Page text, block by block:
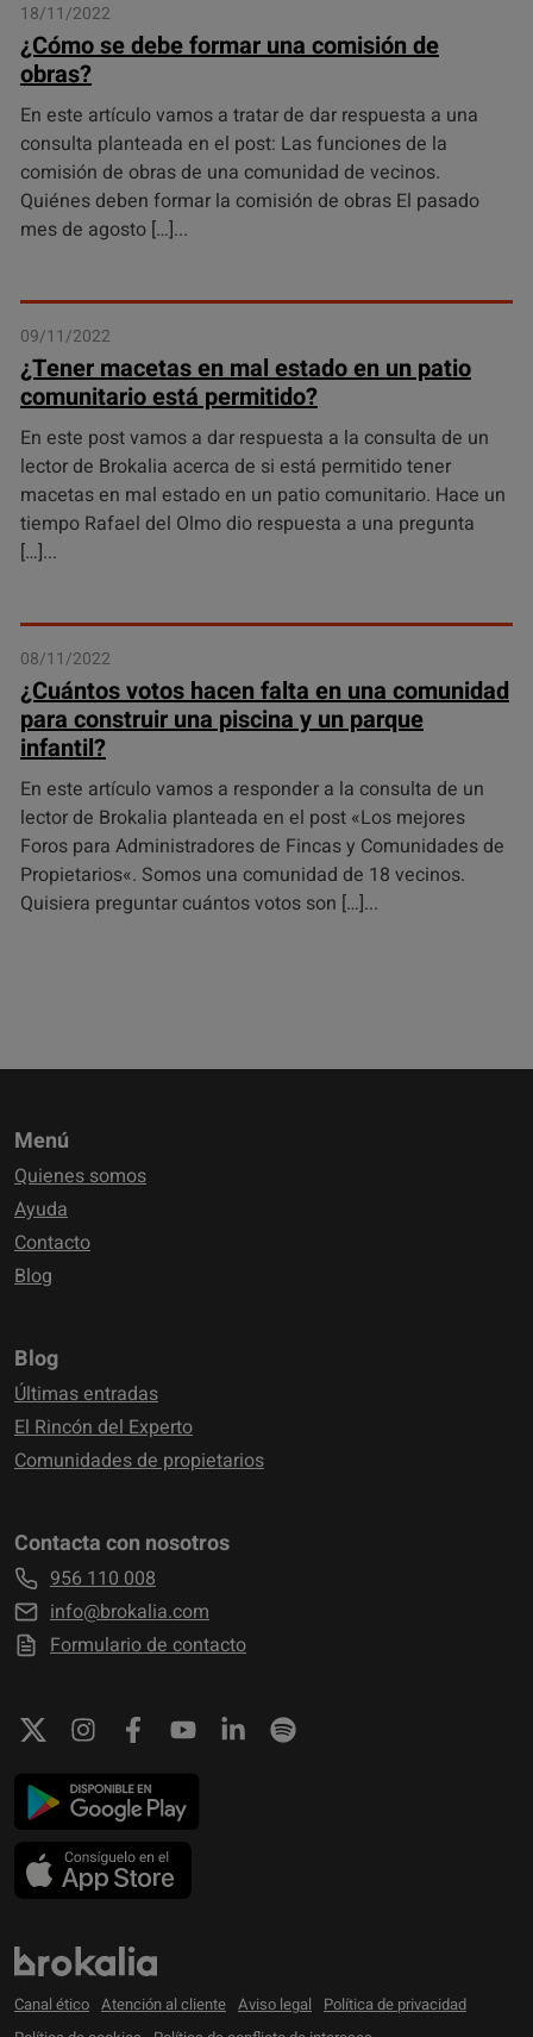
18/11/2022
¿Cómo se debe formar una comisión de
obras?
En este artículo vamos a tratar de dar respuesta a una
consulta planteada en el post: Las funciones de la
comisión de obras de una comunidad de vecinos.
Quiénes deben formar la comisión de obras El pasado
mes de agosto […]
09/11/2022
¿Tener macetas en mal estado en un patio
comunitario está permitido?
En este post vamos a dar respuesta a la consulta de un
lector de Brokalia acerca de si está permitido tener
macetas en mal estado en un patio comunitario. Hace un
tiempo Rafael del Olmo dio respuesta a una pregunta
[…]
08/11/2022
¿Cuántos votos hacen falta en una comunidad
para construir una piscina y un parque
infantil?
En este artículo vamos a responder a la consulta de un
lector de Brokalia planteada en el post «Los mejores
Foros para Administradores de Fincas y Comunidades de
Propietarios«. Somos una comunidad de 18 vecinos.
Quisiera preguntar cuántos votos son […]
Menú
Quienes somos
Ayuda
Contacto
Blog
Blog
Últimas entradas
El Rincón del Experto
Comunidades de propietarios
Contacta con nosotros
956 110 008
info@brokalia.com
Formulario de contacto
Canal ético Atención al cliente Aviso legal
Política de privacidad